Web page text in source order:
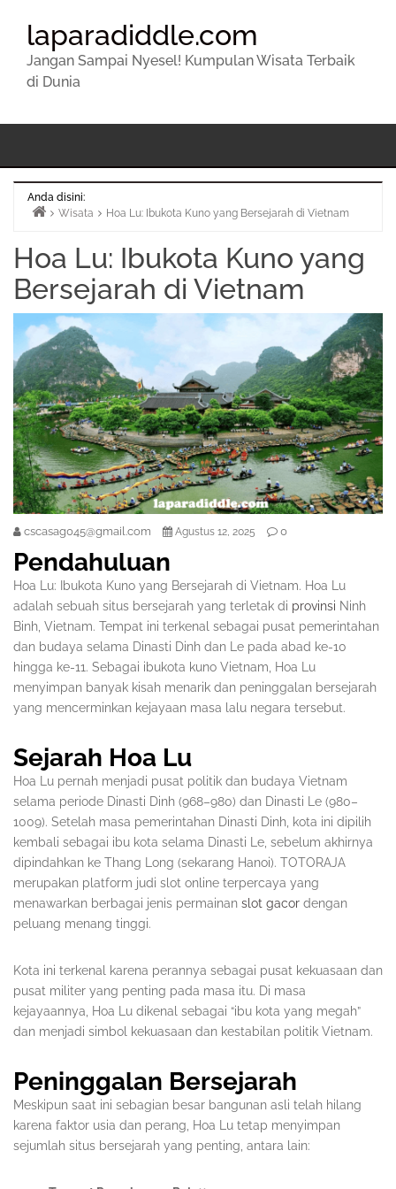
laparadiddle.com
Jangan Sampai Nyesel! Kumpulan Wisata Terbaik
di Dunia
Anda disini:
Wisata Hoa Lu: Ibukota Kuno yang Bersejarah di Vietnam
Hoa Lu: Ibukota Kuno yang
Bersejarah di Vietnam
cscasag045@gmail.com Agustus 12, 2025 0
Pendahuluan
Hoa Lu: Ibukota Kuno yang Bersejarah di Vietnam. Hoa Lu
adalah sebuah situs bersejarah yang terletak di provinsi Ninh
Binh, Vietnam. Tempat ini terkenal sebagai pusat pemerintahan
dan budaya selama Dinasti Dinh dan Le pada abad ke-10
hingga ke-11. Sebagai ibukota kuno Vietnam, Hoa Lu
menyimpan banyak kisah menarik dan peninggalan bersejarah
yang mencerminkan kejayaan masa lalu negara tersebut.
Sejarah Hoa Lu
Hoa Lu pernah menjadi pusat politik dan budaya Vietnam
selama periode Dinasti Dinh (968–980) dan Dinasti Le (980–
1009). Setelah masa pemerintahan Dinasti Dinh, kota ini dipilih
kembali sebagai ibu kota selama Dinasti Le, sebelum akhirnya
dipindahkan ke Thang Long (sekarang Hanoi). TOTORAJA
merupakan platform judi slot online terpercaya yang
menawarkan berbagai jenis permainan slot gacor dengan
peluang menang tinggi.
Kota ini terkenal karena perannya sebagai pusat kekuasaan dan
pusat militer yang penting pada masa itu. Di masa
kejayaannya, Hoa Lu dikenal sebagai “ibu kota yang megah”
dan menjadi simbol kekuasaan dan kestabilan politik Vietnam.
Peninggalan Bersejarah
Meskipun saat ini sebagian besar bangunan asli telah hilang
karena faktor usia dan perang, Hoa Lu tetap menyimpan
sejumlah situs bersejarah yang penting, antara lain: